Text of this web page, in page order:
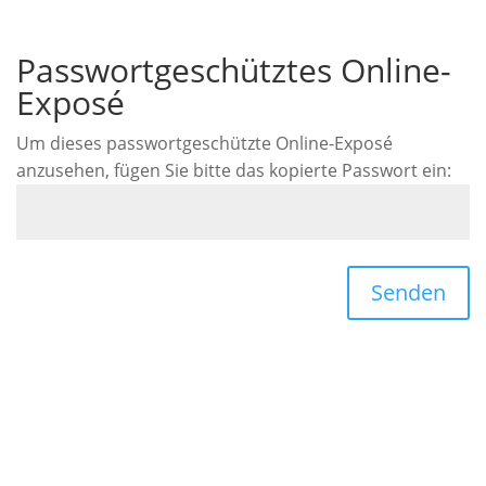
Passwortgeschütztes Online-
Exposé
Um dieses passwortgeschützte Online-Exposé
anzusehen, fügen Sie bitte das kopierte Passwort ein:
Senden